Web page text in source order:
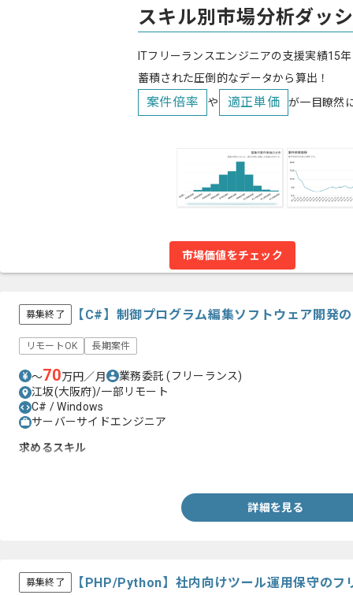
スキル別市場分析ダッ
ITフリーランスエンジニアの支援実績15
蓄積された圧倒的なデータから算出！
案件倍率 や 適正単価 が一目瞭然
市場価値をチェック
募集終了 【C#】制御プログラム編集ソフトウェア開発
リモートOK 長期案件
〜70万円／月 業務委託(フリーランス)
江坂(大阪府)/一部リモート
C# / Windows
サーバーサイドエンジニア
求めるスキル
詳細を見る
募集終了 【PHP/Python】社内向けツール運用保守のフ